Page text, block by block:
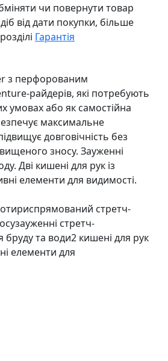
чи повернути товар
від дати покупки, більше
Гарантія
з перфорованим
райдерів, які потребують
умовах або як самостійна
максимальне
довговічність без
зносу. Зауженні
Дві кишені для рук із
елементи для видимості.
стретч-
стретч-
та води2 кишені для рук
елементи для